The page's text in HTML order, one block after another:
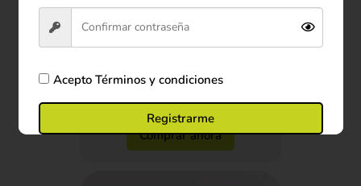
Peluche Tortuga Calabaza
40cm
Ver producto
Comprar ahora
AceptoTérminos y condiciones
Registrarme